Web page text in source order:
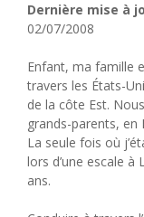
Dernière mise à
02/07/2008
Enfant, ma famille
travers les États-
de la côte Est.
grands-parents, en
La seule fois où
lors d’une escale à
ans.